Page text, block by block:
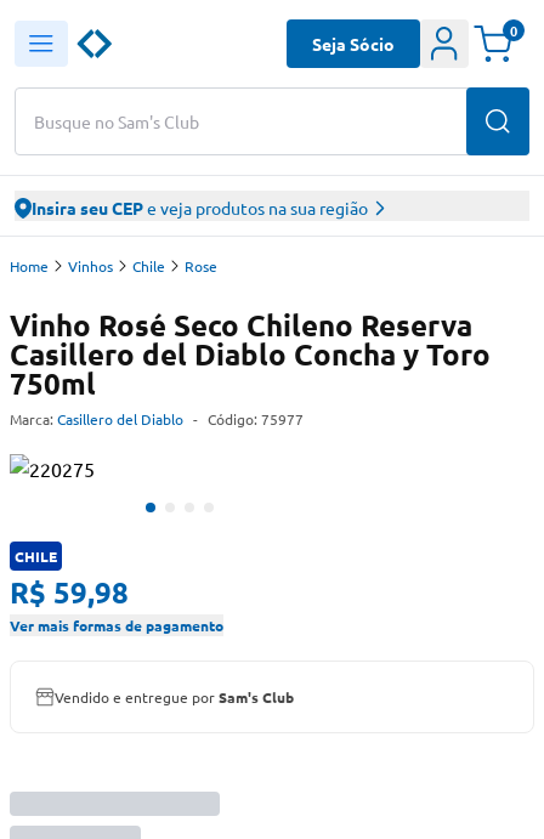
Busque no Sam's Club
Seja Sócio
0
Insira seu CEPe veja produtos na sua região
Home Vinhos Chile Rose
Vinho Rosé Seco Chileno Reserva
Casillero del Diablo Concha y Toro
750ml
Marca: Casillero del Diablo - Código: 75977
CHILE
R$ 59,98
Ver mais formas de pagamento
Vendido e entregue porSam's Club